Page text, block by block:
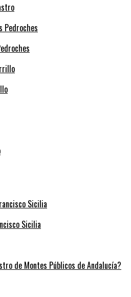
Sicilia
de Montes Públicos de Andalucía?